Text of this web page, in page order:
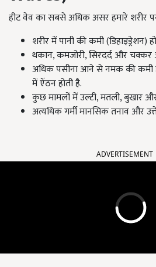
हीट वेव का सबसे अधिक असर हमारे शरीर
शरीर में पानी की कमी (डिहाइड्रेशन)
थकान, कमजोरी, सिरदर्द और
अधिक पसीना आने से नमक की कमी
में ऐंठन होती है.
कुछ मामलों में उल्टी, मतली, बुखार
अत्यधिक गर्मी मानसिक तनाव और
ADVERTISEMENT